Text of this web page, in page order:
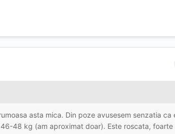
asta mica. Din poze avusesem senzatia ca
48 kg (am aproximat doar). Este roscata, foarte